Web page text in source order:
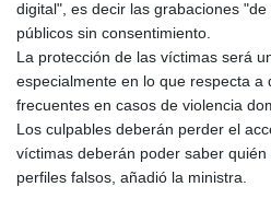
digital", es decir las grabaciones
públicos sin consentimiento.
La protección de las víctimas será
especialmente en lo que respecta a
frecuentes en casos de violencia
Los culpables deberán perder el
víctimas deberán poder saber
perfiles falsos, añadió la ministra.